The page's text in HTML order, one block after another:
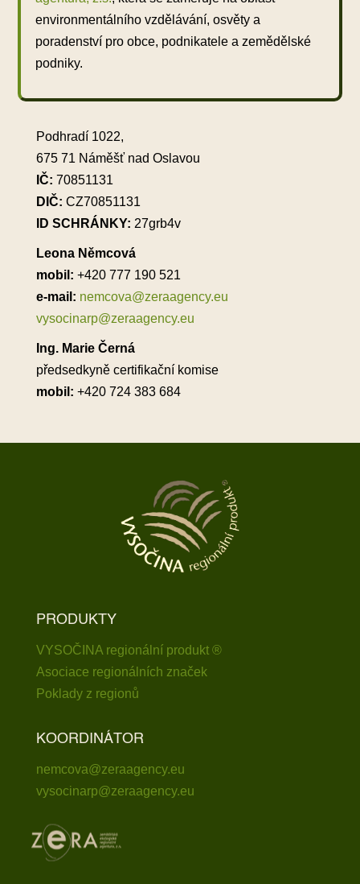
environmentálního vzdělávání, osvěty a
poradenství pro obce, podnikatele a zemědělské
podniky.
Podhradí 1022,
675 71 Náměšť nad Oslavou
IČ: 70851131
DIČ: CZ70851131
ID SCHRÁNKY: 27grb4v
Leona Němcová
mobil: +420 777 190 521
e-mail: nemcova@zeraagency.eu
vysocinarp@zeraagency.eu
Ing. Marie Černá
předsedkyně certifikační komise
mobil: +420 724 383 684
PRODUKTY
VYSOČINA regionální produkt ®
Asociace regionálních značek
Poklady z regionů
KOORDINÁTOR
nemcova@zeraagency.eu
vysocinarp@zeraagency.eu